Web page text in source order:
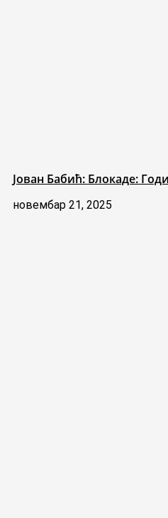
Јован Бабић: Блокаде:
новембар 21, 2025